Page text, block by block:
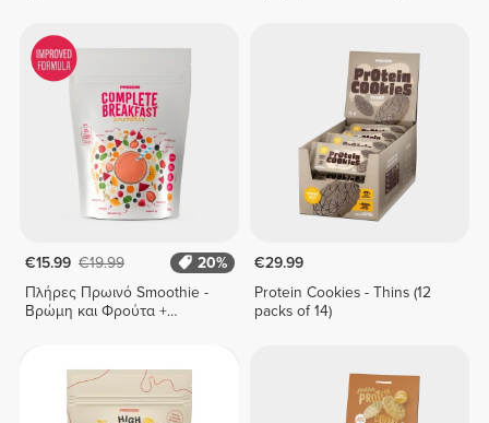
€15.99 €19.99
20%
Πλήρες Πρωινό Smoothie -
Βρώμη και Φρούτα +
€29.99
Protein Cookies - Thins (12
packs of 14)